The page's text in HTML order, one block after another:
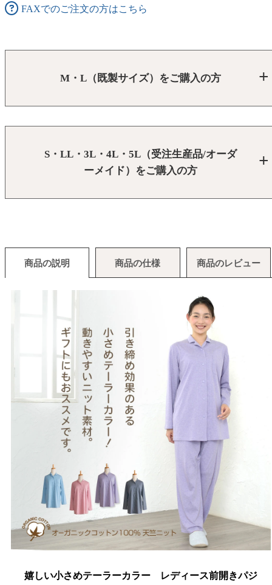
FAXでのご注文の方はこちら
M・L（既製サイズ）をご購入の方
S・LL・3L・4L・5L（受注生産品/オーダ
ーメイド）をご購入の方
商品の説明 商品の仕様 商品のレビュー
嬉しい小さめテーラーカラー レディース前開きパジ